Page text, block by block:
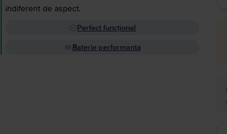
indiferent de aspect.
Perfect funcțional
Baterie performanta